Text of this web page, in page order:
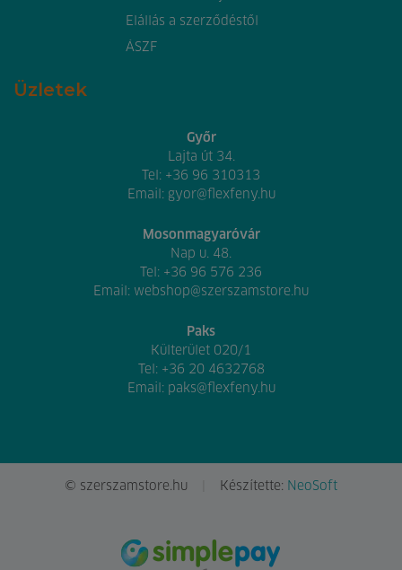
Elállás a szerződéstől
ÁSZF
Üzletek
Győr
Lajta út 34.
Tel: +36 96 310313
Email: gyor@flexfeny.hu
Mosonmagyaróvár
Nap u. 48.
Tel: +36 96 576 236
Email: webshop@szerszamstore.hu
Paks
Külterület 020/1
Tel: +36 20 4632768
Email: paks@flexfeny.hu
© szerszamstore.hu Készítette: NeoSoft